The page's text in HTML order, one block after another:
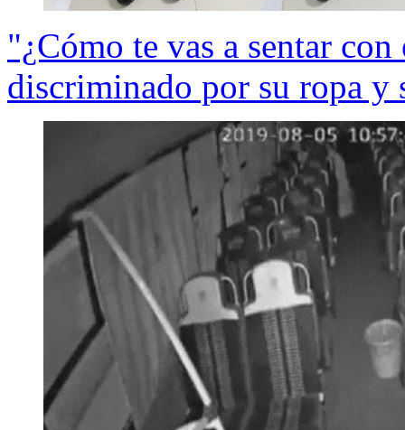
"¿Cómo te vas a sentar
discriminado por su ropa y